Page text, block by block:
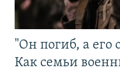
"Он погиб, а его
Как семьи